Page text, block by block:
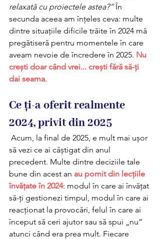
relaxată cu proiectele astea?” În
secunda aceea am înțeles ceva: multe
dintre situațiile dificile trăite în 2024 mă
pregătiseră pentru momentele în care
aveam nevoie de încredere în 2025. Nu
crești doar când vrei... crești fără să-ți
dai seama.
Ce ți-a oferit realmente
2024, privit din 2025
să vezi ce ai câștigat din anul
precedent. Multe dintre deciziile tale
bune din acest an au pornit din lecțiile
învățate în 2024: modul în care ai învățat
să-ți gestionezi timpul, modul în care ai
reacționat la provocări, felul în care ai
început să ceri ajutor sau să spui „nu”
atunci când era prea mult. Fiecare